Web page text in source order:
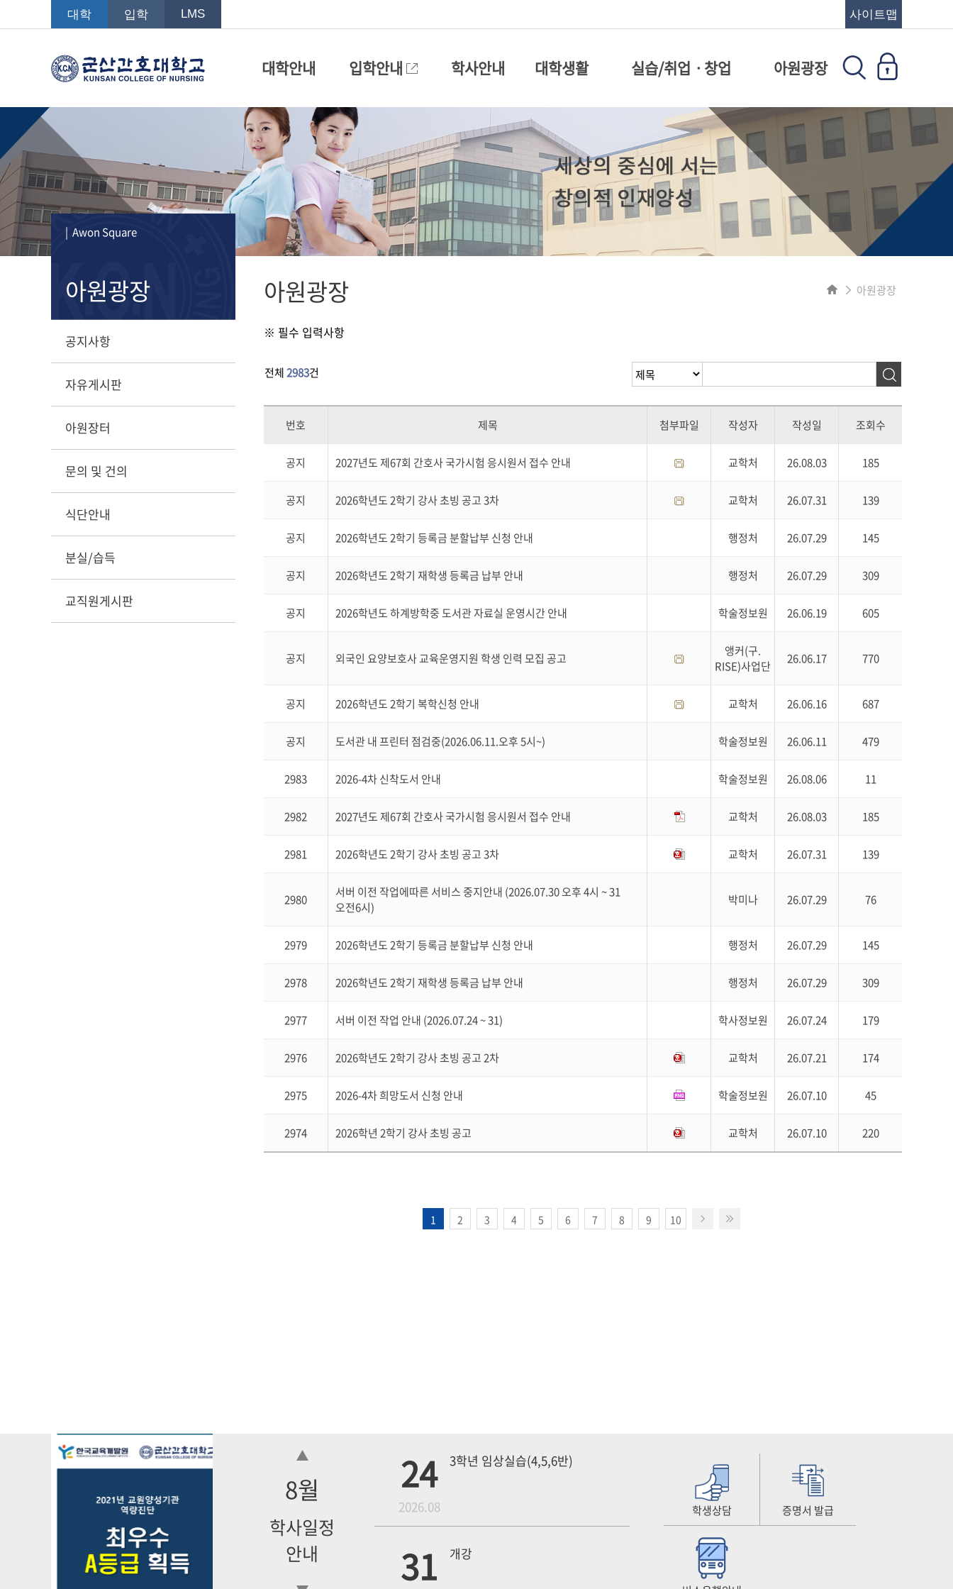
대학 입학 LMS 사이트맵
대학안내 입학안내 학사안내 대학생활 실습/취업ㆍ창업 아원광장
| Awon Square
아원광장
공지사항
자유게시판
아원장터
문의 및 건의
식단안내
분실/습득
교직원게시판
아원광장 아원광장
※ 필수 입력사항
전체2983건
번호 제목 첨부파일 작성자 작성일 조회수
공지 2027년도 제67회 간호사 국가시험 응시원서 접수 안내 교학처 26.08.03 185
공지 2026학년도 2학기 강사 초빙 공고 3차 교학처 26.07.31 139
공지 2026학년도 2학기 등록금 분할납부 신청 안내 행정처 26.07.29 145
공지 2026학년도 2학기 재학생 등록금 납부 안내 행정처 26.07.29 309
공지 2026학년도 하계방학중 도서관 자료실 운영시간 안내 학술정보원 26.06.19 605
공지 외국인 요양보호사 교육운영지원 학생 인력 모집 공고
앵커(구.
RISE)사업단
26.06.17 770
공지 2026학년도 2학기 복학신청 안내 교학처 26.06.16 687
공지 도서관 내 프린터 점검중(2026.06.11.오후 5시~) 학술정보원 26.06.11 479
2983 2026-4차 신착도서 안내 학술정보원 26.08.06 11
2982 2027년도 제67회 간호사 국가시험 응시원서 접수 안내 교학처 26.08.03 185
2981 2026학년도 2학기 강사 초빙 공고 3차 교학처 26.07.31 139
2980
서버 이전 작업에따른 서비스 중지안내 (2026.07.30 오후 4시 ~ 31
오전6시)
박미나 26.07.29 76
2979 2026학년도 2학기 등록금 분할납부 신청 안내 행정처 26.07.29 145
2978 2026학년도 2학기 재학생 등록금 납부 안내 행정처 26.07.29 309
2977 서버 이전 작업 안내 (2026.07.24 ~ 31) 학사정보원 26.07.24 179
2976 2026학년도 2학기 강사 초빙 공고 2차 교학처 26.07.21 174
2975 2026-4차 희망도서 신청 안내 학술정보원 26.07.10 45
2974 2026학년 2학기 강사 초빙 공고 교학처 26.07.10 220
1 2 3 4 5 6 7 8 9 10
8월
학사일정
안내
24
2026.08
3학년 임상실습(4,5,6반)
31 개강
학생상담 증명서 발급